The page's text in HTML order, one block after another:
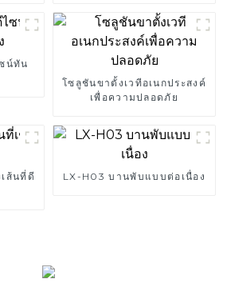
น์ทัน
โซลูชันขาตั้งเวทีอเนกประสงค์
เพื่อความปลอดภัย
ส้นที่ดี
LX-H03 บานพับแบบต่อเนื่อง